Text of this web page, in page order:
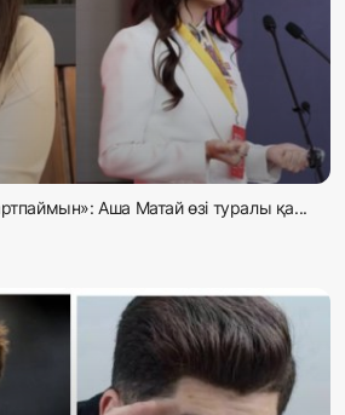
Аша Матай өзі туралы қа...